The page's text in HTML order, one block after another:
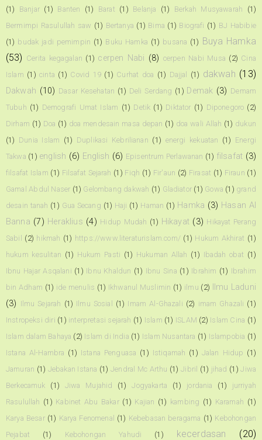
(1) Banjar (1) Banten (1) Barat (1) Belanja (1) Berkah Musyawarah
(1)
Bermimpi Rasulullah saw (1) Bertanya (1) Bima (1) Biografi (1) BJ Habibie
(1) budak jadi pemimpin (1) Buku Hamka (1) busana (1) Buya Hamka
(53) Cerita kegagalan (1) cerpen Nabi (8) cerpen Nabi Musa (2) Cina
Islam (1) cinta (1) Covid 19 (1) Curhat doa (1) Dajjal (1) dakwah (13)
Dakwah (10) Dasar Kesehatan (1) Deli Serdang (1) Demak (3) Demam
Tubuh (1) Demografi Umat Islam (1) Detik (1) Diktator (1) Diponegoro (2)
Dirham (1) Doa (1) doa mendesain masa depan (1) doa wali Allah (1) dukun
(1) Dunia Islam (1) Duplikasi Kebrilianan (1) energi kekuatan (1) Energi
Takwa (1) english (6) English (6) Episentrum Perlawanan (1) filsafat (3)
filsafat Islam (1) Filsafat Sejarah (1) Fiqh (1) Fir'aun (2) Firasat (1) Firaun (1)
Gamal Abdul Naser (1) Gelombang dakwah (1) Gladiator (1) Gowa (1) grand
desain tanah (1) Gua Secang (1) Haji (1) Haman (1) Hamka (3) Hasan Al
Banna (7) Heraklius (4) Hidup Mudah (1) Hikayat (3) Hikayat Perang
Sabil
(2) hikmah (1) https://www.literaturislam.com/ (1) Hukum Akhirat (1)
hukum kesulitan (1) Hukum Pasti (1) Hukuman Allah (1) Ibadah obat (1)
Ibnu Hajar Asqalani (1) Ibnu Khaldun (1) Ibnu Sina (1) Ibrahim (1) Ibrahim
bin Adham (1) ide menulis (1) Ikhwanul Muslimin (1) ilmu (2)
Ilmu Laduni
(3) Ilmu Sejarah (1) Ilmu Sosial (1) Imam Al-Ghazali (2) imam Ghazali (1)
Instropeksi diri (1) interpretasi sejarah (1) Islam (1) ISLAM (2) Islam Cina (1)
Islam dalam Bahaya (2) Islam di India (1) Islam Nusantara (1) Islampobia (1)
Istana Al-Hambra (1) Istana Penguasa (1) Istiqamah (1) Jalan Hidup (1)
Jamuran (1) Jebakan Istana (1) Jendral Mc Arthu (1) Jibril (1) jihad (1) Jiwa
Berkecamuk
(1) Jiwa Mujahid (1) Jogyakarta (1) jordania (1)
jurriyah
Rasulullah (1) Kabinet Abu Bakar (1) Kajian (1) kambing (1) Karamah (1)
Karya Besar (1) Karya Fenomenal (1) Kebebasan beragama (1) Kebohongan
Pejabat
(1) Kebohongan Yahudi (1) kecerdasan (20)